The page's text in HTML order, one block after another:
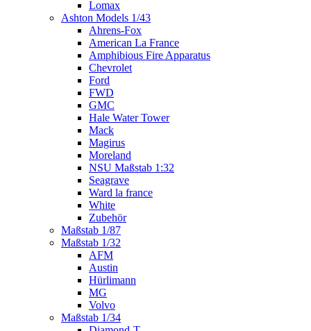
Lomax
Ashton Models 1/43
Ahrens-Fox
American La France
Amphibious Fire Apparatus
Chevrolet
Ford
FWD
GMC
Hale Water Tower
Mack
Magirus
Moreland
NSU Maßstab 1:32
Seagrave
Ward la france
White
Zubehör
Maßstab 1/87
Maßstab 1/32
AFM
Austin
Hürlimann
MG
Volvo
Maßstab 1/34